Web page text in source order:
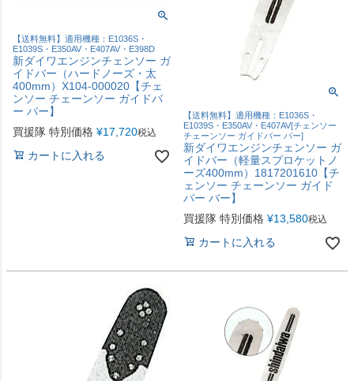
【送料無料】適用機種：E1036S・
E1039S・E350AV・E407AV・E398D
新ダイワエンジンチェンソー ガ
イドバー（ハードノーズ・太
400mm）X104-000020【チェ
ンソー チェーンソー ガイドバ
ー バー】
買援隊 特別価格 ¥17,720税込
カートに入れる
【送料無料】適用機種：E1036S・
E1039S・E350AV・E407AV[チェンソー
チェーンソー ガイドバー バー]
新ダイワエンジンチェンソー ガ
イドバー（軽量スプロケットノ
ーズ400mm）1817201610【チ
ェンソー チェーンソー ガイド
バー バー】
買援隊 特別価格 ¥13,580税込
カートに入れる